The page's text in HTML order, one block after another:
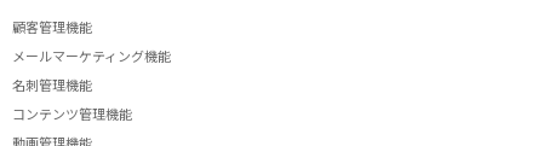
顧客管理機能
メールマーケティング機能
名刺管理機能
コンテンツ管理機能